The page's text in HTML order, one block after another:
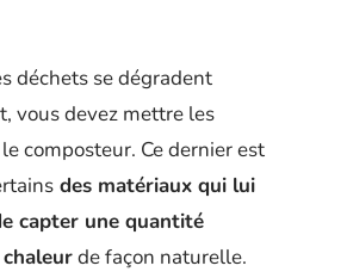
déchets se dégradent
vous devez mettre les
composteur. Ce dernier est
des matériaux qui lui
capter une quantité
de façon naturelle.